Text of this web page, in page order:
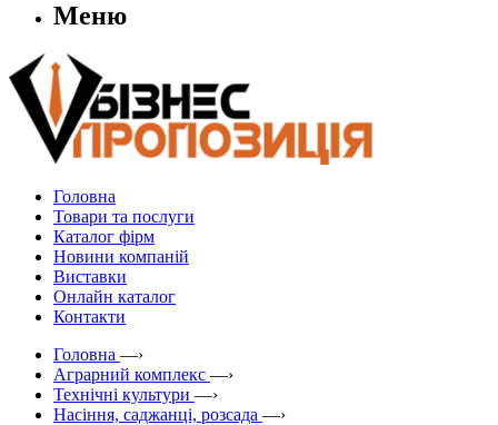
Меню
Головна
Товари та послуги
Каталог фірм
Новини компаній
Виставки
Онлайн каталог
Контакти
Головна —›
Аграрний комплекс —›
Технічні культури —›
Насіння, саджанці, розсада —›